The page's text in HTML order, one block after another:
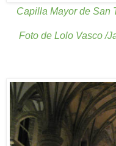
Capilla Mayor de San
Foto de Lolo Vasco /